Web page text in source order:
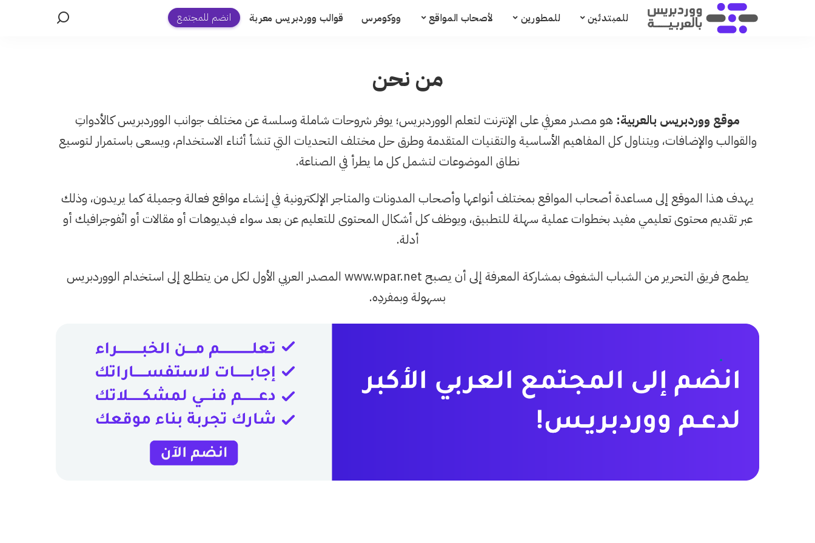
للمبتدئين للمطورين لأصحاب المواقع ووكومرس قوالب ووردبريس معربة انضم للمجتمع
من نحن
موقع ووردبريس بالعربية: هو مصدر معرفي على الإنترنت لتعلم الووردبريس؛ يوفر شروحات شاملة وسلسة عن مختلف جوانب الووردبريس كالأدواتِ
والقوالب والإضافات، ويتناول كل المفاهيم الأساسية والتقنيات المتقدمة وطرق حل مختلف التحديات التي تنشأ أثناء الاستخدام، ويسعى باستمرار لتوسيع
نطاق الموضوعات لتشمل كل ما يطرأ في الصناعة.
يهدف هذا الموقع إلى مساعدة أصحاب المواقع بمختلف أنواعها وأصحاب المدونات والمتاجر الإلكترونية في إنشاء مواقع فعالة وجميلة كما يريدون، وذلك
عبر تقديم محتوى تعليمي مفيد بخطوات عملية سهلة للتطبيق، ويوظف كل أشكال المحتوى للتعليم عن بعد سواء فيديوهات أو مقالات أو انْفوجرافيك أو
أدلة.
يطمح فريق التحرير من الشباب الشغوف بمشاركة المعرفة إلى أن يصبح www.wpar.net المصدر العربي الأول لكل من يتطلع إلى استخدام الووردبريس
بسهولة وبمفردِه.